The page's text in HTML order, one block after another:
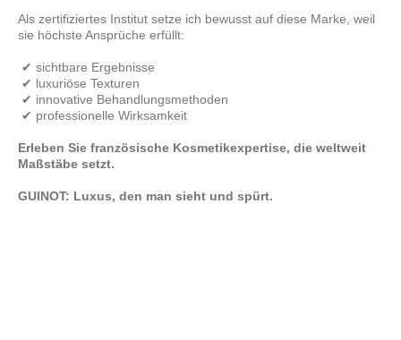
Als zertifiziertes Institut setze ich bewusst auf diese Marke, weil
sie höchste Ansprüche erfüllt:
✔ sichtbare Ergebnisse
✔ luxuriöse Texturen
✔ innovative Behandlungsmethoden
✔ professionelle Wirksamkeit
Erleben Sie französische Kosmetikexpertise, die weltweit
Maßstäbe setzt.
GUINOT: Luxus, den man sieht und spürt.